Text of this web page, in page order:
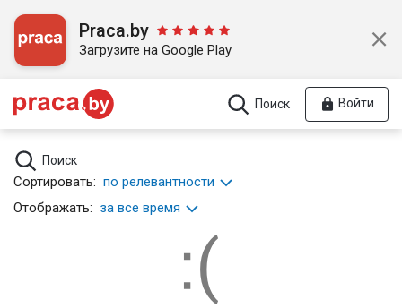
Praca.by
Загрузите на Google Play
Поиск Войти
Поиск
Сортировать: по релевантности
Отображать: за все время